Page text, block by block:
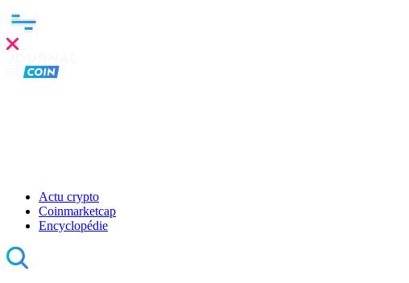
Actu crypto
Coinmarketcap
Encyclopédie